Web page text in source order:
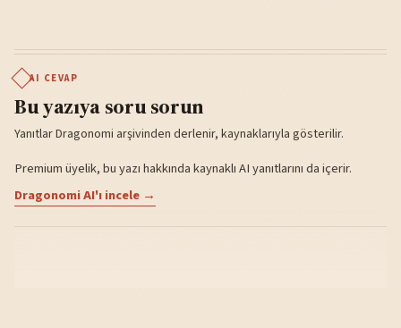
AI CEVAP
Bu yazıya soru sorun
Yanıtlar Dragonomi arşivinden derlenir, kaynaklarıyla gösterilir.
Premium üyelik, bu yazı hakkında kaynaklı AI yanıtlarını da içerir.
Dragonomi AI'ı incele →